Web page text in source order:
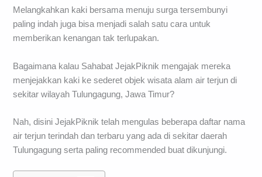
Melangkahkan kaki bersama menuju surga tersembunyi
paling indah juga bisa menjadi salah satu cara untuk
memberikan kenangan tak terlupakan.
Bagaimana kalau Sahabat JejakPiknik mengajak mereka
menjejakkan kaki ke sederet objek wisata alam air terjun di
sekitar wilayah Tulungagung, Jawa Timur?
Nah, disini JejakPiknik telah mengulas beberapa daftar nama
air terjun terindah dan terbaru yang ada di sekitar daerah
Tulungagung serta paling recommended buat dikunjungi.